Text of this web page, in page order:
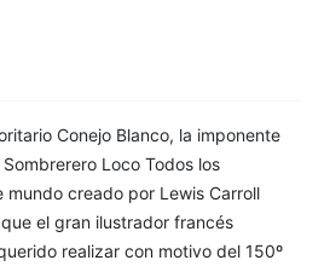
Conejo Blanco, la imponente
Loco Todos los
mundo creado por Lewis Carroll
el gran ilustrador francés
realizar con motivo del 150º